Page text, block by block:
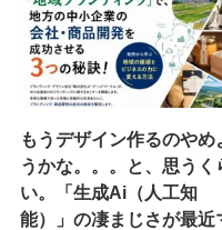
もうデザイン作るのやめ
うかな。。。と、思うく
い。「生成Ai（人工知
能）」の凄まじさが最近